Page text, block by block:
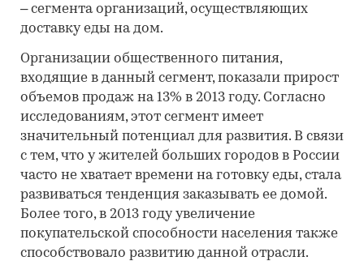
– сегмента организаций, осуществляющих
доставку еды на дом.
Организации общественного питания,
входящие в данный сегмент, показали прирост
объемов продаж на 13% в 2013 году. Согласно
исследованиям, этот сегмент имеет
значительный потенциал для развития. В связи
с тем, что у жителей больших городов в России
часто не хватает времени на готовку еды, стала
развиваться тенденция заказывать ее домой.
Более того, в 2013 году увеличение
покупательской способности населения также
способствовало развитию данной отрасли.